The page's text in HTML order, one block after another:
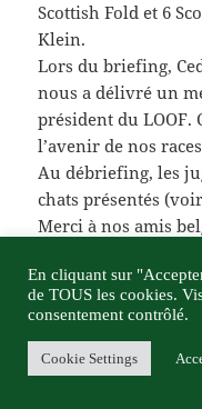
Scottish Fold et 6
Klein.
Lors du briefing,
nous a délivré un
président du LOOF.
l’avenir de nos
Au débriefing, les
chats présentés
Merci à nos amis
Et merci à tous
questionnaire de
En cliquant sur
de TOUS les cookies.
consentement contrôlé.
Cookie Settings